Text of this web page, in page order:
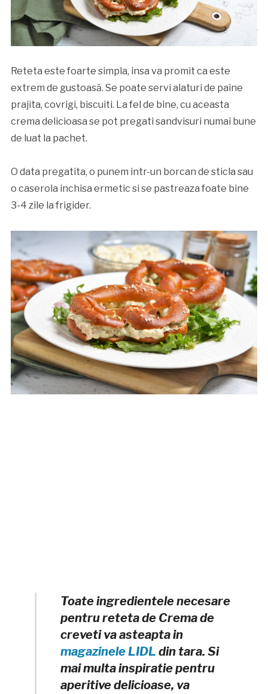
Reteta este foarte simpla, insa va promit ca este
extrem de gustoasă. Se poate servi alaturi de paine
prajita, covrigi, biscuiti. La fel de bine, cu aceasta
crema delicioasa se pot pregati sandvisuri numai bune
de luat la pachet.
O data pregatita, o punem intr-un borcan de sticla sau
o caserola inchisa ermetic si se pastreaza foate bine
3-4 zile la frigider.
Toate ingredientele necesare
pentru reteta de Crema de
creveti va asteapta in
magazinele LIDL din tara. Si
mai multa inspiratie pentru
aperitive delicioase, va